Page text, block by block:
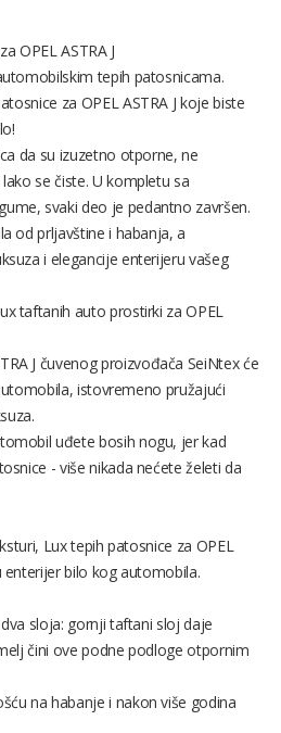
OPEL ASTRA J
tepih patosnicama.
za OPEL ASTRA J koje biste
da su izuzetno otporne, ne
se čiste. U kompletu sa
svaki deo je pedantno završen.
od prljavštine i habanja, a
i elegancije enterijeru vašeg
taftanih auto prostirki za OPEL
J čuvenog proizvođača SeiNtex će
istovremeno pružajući
uđete bosih nogu, jer kad
- više nikada nećete želeti da
Lux tepih patosnice za OPEL
enterijer bilo kog automobila.
sloja: gornji taftani sloj daje
čini ove podne podloge otpornim
na habanje i nakon više godina